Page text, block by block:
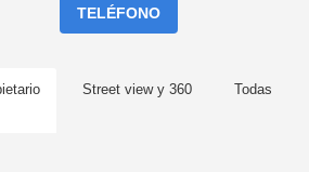
TELÉFONO
Street view y 360 Todas